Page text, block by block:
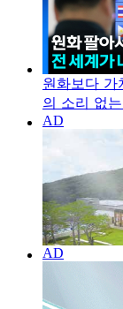
원화보다 가
의 소리 없